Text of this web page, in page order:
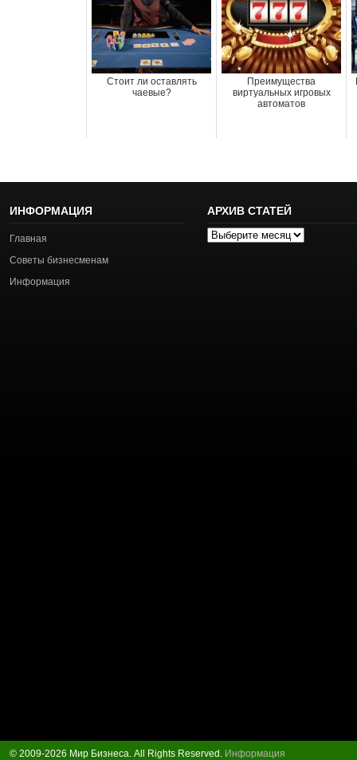
Стоит ли оставлять
чаевые?
Преимущества
виртуальных игровых
автоматов
ИНФОРМАЦИЯ
Главная
Советы бизнесменам
Информация
АРХИВ СТАТЕЙ
Архив
© 2009-2026 Мир Бизнеса. All Rights Reserved. Информация